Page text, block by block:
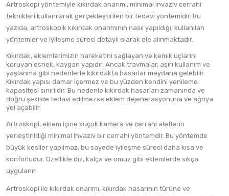
Artroskopi yöntemiyle kıkırdak onarımı, minimal invaziv cerrahi
teknikleri kullanılarak gerçekleştirilen bir tedavi yöntemidir. Bu
yazıda, artroskopik kıkırdak onarımının nasıl yapıldığı, kullanılan
yöntemler ve iyileşme süreci detaylı olarak ele alınmaktadır.
Kıkırdak, eklemlerimizin hareketini sağlayan ve kemik uçlarını
koruyan esnek, kaygan yapıdır. Ancak travmalar, aşırı kullanım ve
yaşlanma gibi nedenlerle kıkırdakta hasarlar meydana gelebilir.
Kıkırdak yapısı damar içermez ve bu yüzden kendini yenileme
kapasitesi sınırlıdır. Bu nedenle kıkırdak hasarları zamanında ve
doğru şekilde tedavi edilmezse eklem dejenerasyonuna ve ağrıya
yol açabilir.
Artroskopi, eklem içine küçük kamera ve cerrahi aletlerin
yerleştirildiği minimal invaziv bir cerrahi yöntemdir. Bu yöntemde
büyük kesiler yapılmaz, bu sayede iyileşme süreci daha kısa ve
konforludur. Özellikle diz, kalça ve omuz gibi eklemlerde sıkça
uygulanır.
Artroskopi ile kıkırdak onarımı, kıkırdak hasarının türüne ve